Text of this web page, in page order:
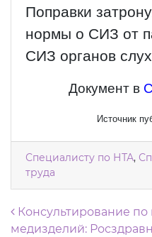
Поправки
нормы о СИЗ от
СИЗ органов
Документ в
Источник
Специалисту по НТА,
труда
Навигация
Консультирование по
медизделий: